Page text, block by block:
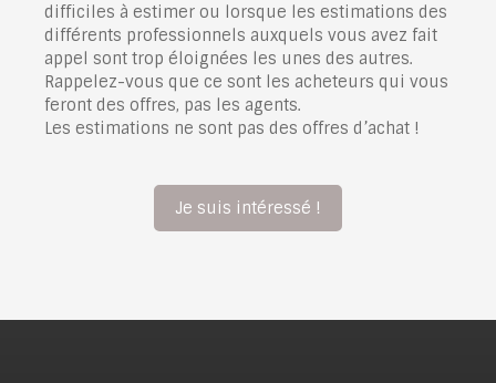
difficiles à estimer ou lorsque les estimations des
différents professionnels auxquels vous avez fait
appel sont trop éloignées les unes des autres.
Rappelez-vous que ce sont les acheteurs qui vous
feront des offres, pas les agents.
Les estimations ne sont pas des offres d’achat !
Je suis intéressé !